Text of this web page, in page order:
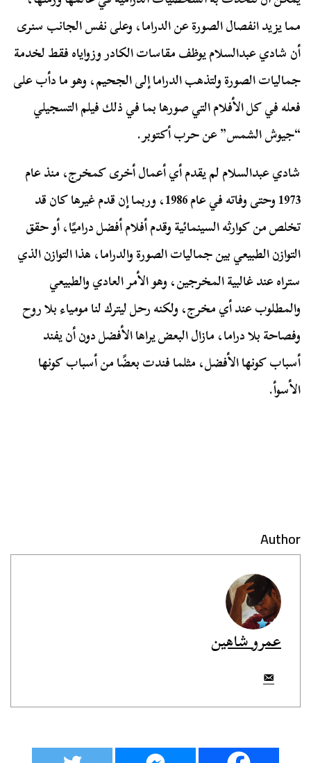
مما يزيد انفصال الصورة عن الدراما، وعلى نفس الجانب سنرى
أن شادي عبدالسلام يوظف مقاسات الكادر وزواياه فقط لخدمة
جماليات الصورة ولتذهب الدراما إلى الجحيم، وهو ما دأب على
فعله في كل الأفلام التي صورها بما في ذلك فيلم التسجيلي
“جيوش الشمس” عن حرب أكتوبر.
شادي عبدالسلام لم يقدم أي أعمال أخرى كمخرج، منذ عام
1973 وحتى وفاته في عام 1986، وربما إن قدم غيرها كان قد
تخلص من كوارثه السينمائية وقدم أفلام أفضل دراميًا، أو حقق
التوازن الطبيعي بين جماليات الصورة والدراما، هذا التوازن الذي
ستراه عند غالبية المخرجين، وهو الأمر العادي والطبيعي
والمطلوب عند أي مخرج، ولكنه رحل ليترك لنا مومياء بلا روح
وفصاحة بلا دراما، مازال البعض يراها الأفضل دون أن يفند
أسباب كونها الأفضل، مثلما فندت بعضًا من أسباب كونها
الأسوأ.
Author
عمرو شاهين